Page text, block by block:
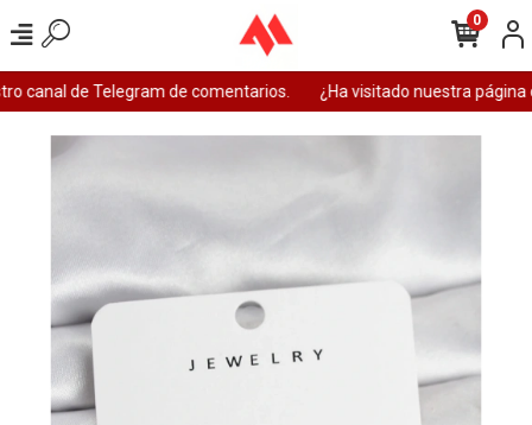
canal de Telegram de comentarios. ¿Ha visitado nuestra página
0